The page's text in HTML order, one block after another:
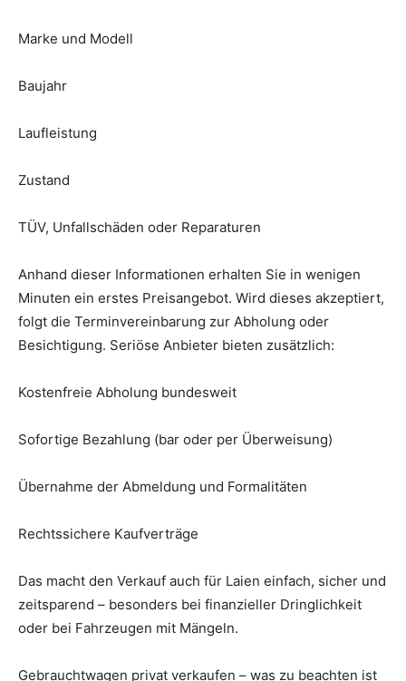
Marke und Modell
Baujahr
Laufleistung
Zustand
TÜV, Unfallschäden oder Reparaturen
Anhand dieser Informationen erhalten Sie in wenigen
Minuten ein erstes Preisangebot. Wird dieses akzeptiert,
folgt die Terminvereinbarung zur Abholung oder
Besichtigung. Seriöse Anbieter bieten zusätzlich:
Kostenfreie Abholung bundesweit
Sofortige Bezahlung (bar oder per Überweisung)
Übernahme der Abmeldung und Formalitäten
Rechtssichere Kaufverträge
Das macht den Verkauf auch für Laien einfach, sicher und
zeitsparend – besonders bei finanzieller Dringlichkeit
oder bei Fahrzeugen mit Mängeln.
Gebrauchtwagen privat verkaufen – was zu beachten ist